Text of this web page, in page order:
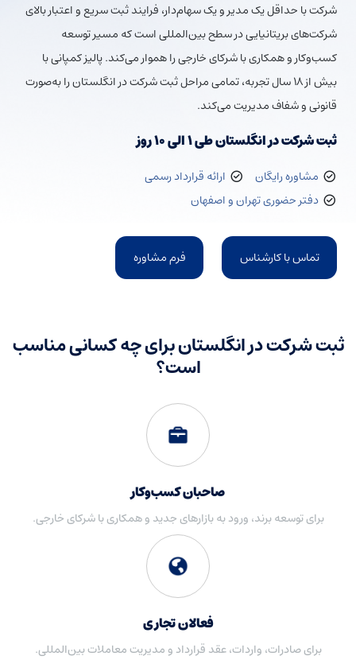
شرکت با حداقل یک مدیر و یک سهام‌دار، فرایند ثبت سریع و اعتبار بالای
شرکت‌های بریتانیایی در سطح بین‌المللی است که مسیر توسعه
کسب‌وکار و همکاری با شرکای خارجی را هموار می‌کند. پالیز کمپانی با
بیش از ۱۸ سال تجربه، تمامی مراحل ثبت شرکت در انگلستان را به‌صورت
قانونی و شفاف مدیریت می‌کند.
ثبت شرکت در انگلستان طی ۱ الی ۱۰ روز
مشاوره رایگان
ارائه قرارداد رسمی
دفتر حضوری تهران و اصفهان
تماس با کارشناس فرم مشاوره
ثبت شرکت در انگلستان برای چه کسانی مناسب
است؟
صاحبان کسب‌وکار
برای توسعه برند، ورود به بازارهای جدید و همکاری با شرکای خارجی.
فعالان تجاری
برای صادرات، واردات، عقد قرارداد و مدیریت معاملات بین‌المللی.